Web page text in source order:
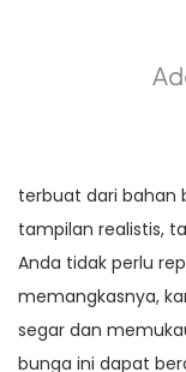
terbuat dari bahan
tampilan realistis,
Anda tidak perlu
memangkasnya,
segar dan
bunga ini dapat